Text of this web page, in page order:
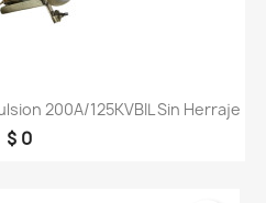
200A/125KVBIL Sin Herraje
$ 0